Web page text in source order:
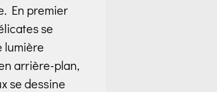
En premier
se
lumière
arrière-plan,
se dessine